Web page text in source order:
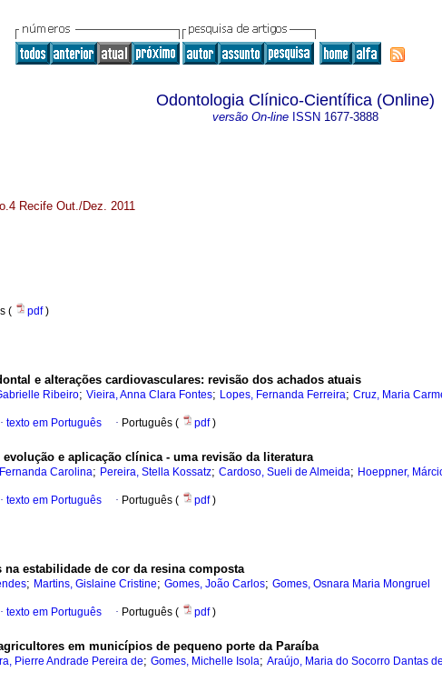
Odontologia Clínico-Científica (Online)
versão On-lineISSN 1677-3888
Recife Out./Dez. 2011
( pdf)
e alterações cardiovasculares: revisão dos achados atuais
Ribeiro; Vieira, Anna Clara Fontes; Lopes, Fernanda Ferreira; Cruz, Maria
· texto em Português · Português ( pdf)
e aplicação clínica - uma revisão da literatura
Carolina; Pereira, Stella Kossatz; Cardoso, Sueli de Almeida; Hoeppner,
· texto em Português · Português ( pdf)
na estabilidade de cor da resina composta
; Martins, Gislaine Cristine; Gomes, João Carlos; Gomes, Osnara Maria Mongruel
· texto em Português · Português ( pdf)
em municípios de pequeno porte da Paraíba
Pierre Andrade Pereira de; Gomes, Michelle Isola; Araújo, Maria do Socorro Dantas de